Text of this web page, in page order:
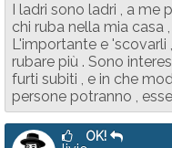
I ladri sono ladri , a me
chi ruba nella mia casa
L'importante e 'scovarli
rubare più . Sono
furti subiti , e in che
persone potranno ,
OK!